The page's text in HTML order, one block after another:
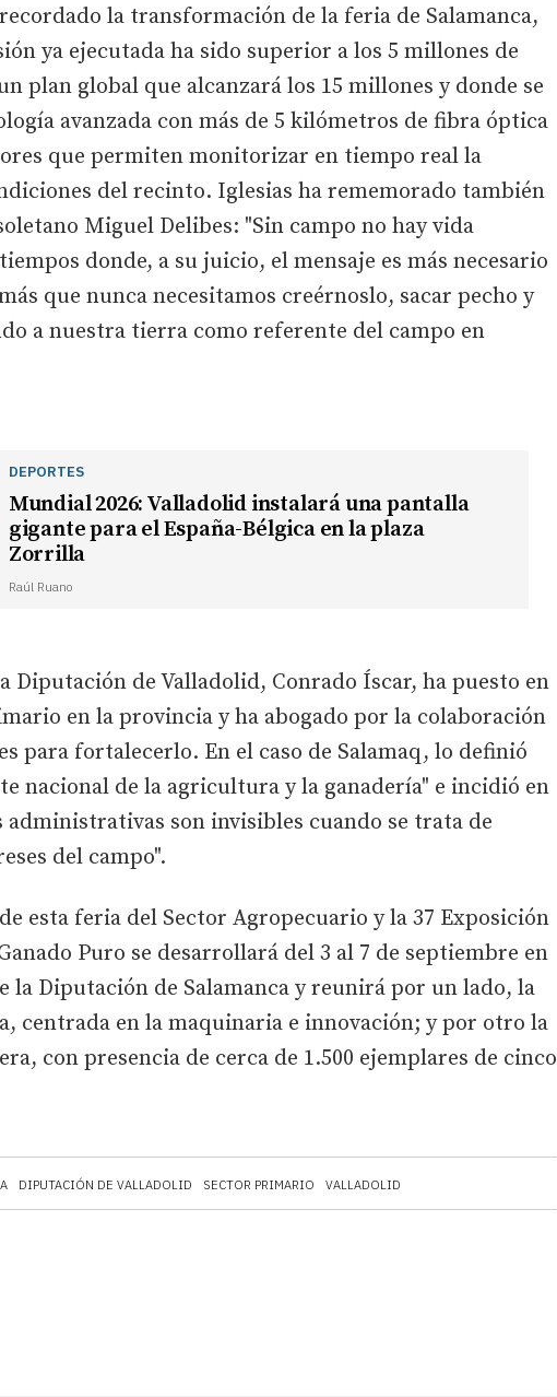
DIPUTACIÓN DE VALLADOLID SECTOR PRIMARIO VALLADOLID
la transformación de la feria de Salamanca,
ya ejecutada ha sido superior a los 5 millones de
plan global que alcanzará los 15 millones y donde se
avanzada con más de 5 kilómetros de fibra óptica
que permiten monitorizar en tiempo real la
del recinto. Iglesias ha rememorado también
Miguel Delibes: "Sin campo no hay vida
donde, a su juicio, el mensaje es más necesario
que nunca necesitamos creérnoslo, sacar pecho y
a nuestra tierra como referente del campo en
DEPORTES
Mundial 2026: Valladolid instalará una pantalla
gigante para el España-Bélgica en la plaza
Zorrilla
Raúl Ruano
Diputación de Valladolid, Conrado Íscar, ha puesto en
en la provincia y ha abogado por la colaboración
para fortalecerlo. En el caso de Salamaq, lo definió
nacional de la agricultura y la ganadería" e incidió en
administrativas son invisibles cuando se trata de
del campo".
esta feria del Sector Agropecuario y la 37 Exposición
Puro se desarrollará del 3 al 7 de septiembre en
la Diputación de Salamanca y reunirá por un lado, la
centrada en la maquinaria e innovación; y por otro la
con presencia de cerca de 1.500 ejemplares de cinco